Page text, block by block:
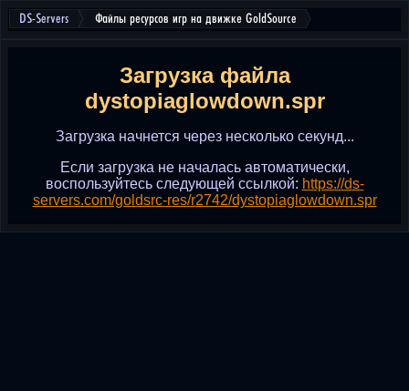
DS-Servers Файлы ресурсов игр на движке GoldSource
Загрузка файла
dystopiaglowdown.spr
Загрузка начнется через несколько секунд...
Если загрузка не началась автоматически,
воспользуйтесь следующей ссылкой: https://ds-
servers.com/goldsrc-res/r2742/dystopiaglowdown.spr